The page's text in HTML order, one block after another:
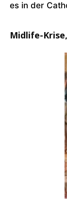
es in der
Midlife-